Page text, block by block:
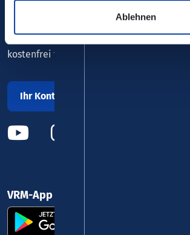
Ablehnen
0800 5 986 986
kostenfrei täglich 8 - 20 Uhr
Ihr Kontakt zu uns
VRM-App nutzen und durchstarten